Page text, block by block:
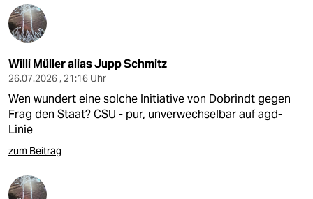
Willi Müller alias Jupp Schmitz
26.07.2026 , 21:16 Uhr
Wen wundert eine solche Initiative von Dobrindt gegen
Frag den Staat? CSU - pur, unverwechselbar auf agd-
Linie
zum Beitrag